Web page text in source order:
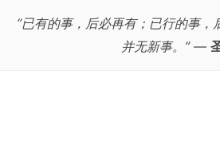
“已有的事，后必再有；已行的事，
并无新事。”—